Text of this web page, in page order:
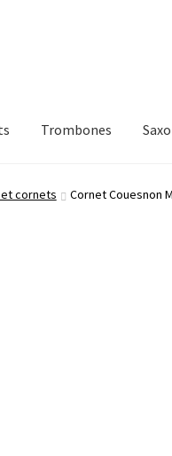
Trombones
cornets Cornet Couesnon